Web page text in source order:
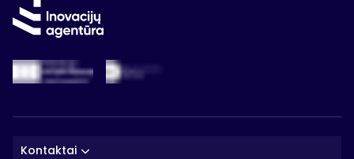
Kontaktai